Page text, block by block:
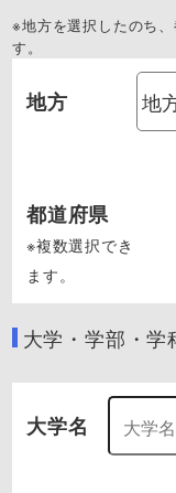
※地方を選択したのち
す。
地方
都道府県
※複数選択でき
ます。
大学・学部・学
大学名